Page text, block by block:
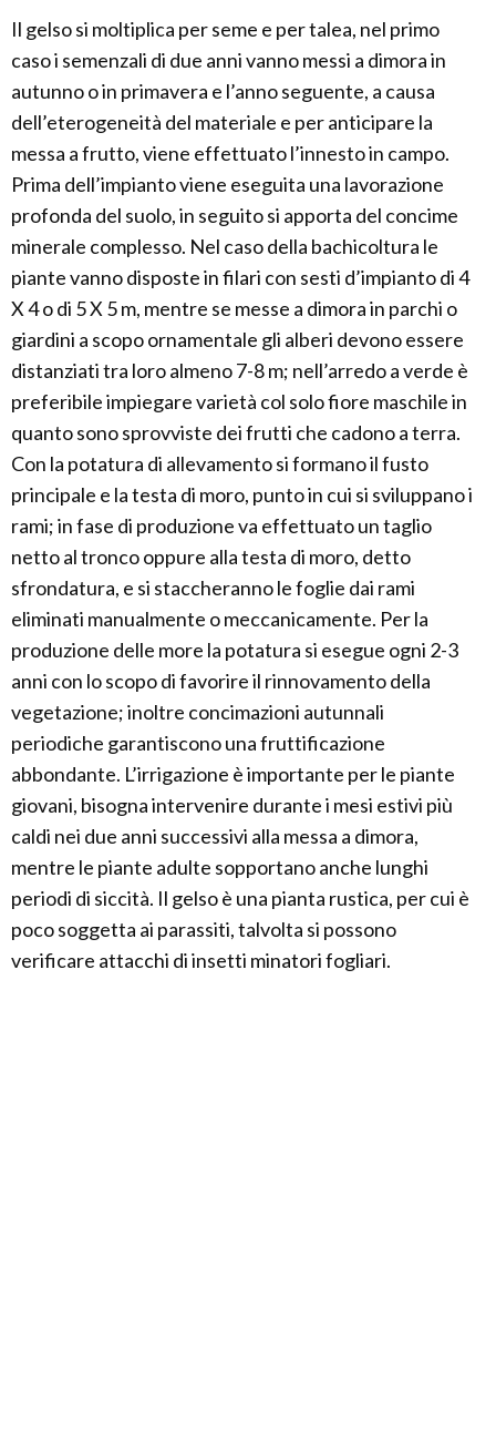
Il gelso si moltiplica per seme e per talea, nel primo
caso i semenzali di due anni vanno messi a dimora in
autunno o in primavera e l’anno seguente, a causa
dell’eterogeneità del materiale e per anticipare la
messa a frutto, viene effettuato l’innesto in campo.
Prima dell’impianto viene eseguita una lavorazione
profonda del suolo, in seguito si apporta del concime
minerale complesso. Nel caso della bachicoltura le
piante vanno disposte in filari con sesti d’impianto di 4
X 4 o di 5 X 5 m, mentre se messe a dimora in parchi o
giardini a scopo ornamentale gli alberi devono essere
distanziati tra loro almeno 7-8 m; nell’arredo a verde è
preferibile impiegare varietà col solo fiore maschile in
quanto sono sprovviste dei frutti che cadono a terra.
Con la potatura di allevamento si formano il fusto
principale e la testa di moro, punto in cui si sviluppano i
rami; in fase di produzione va effettuato un taglio
netto al tronco oppure alla testa di moro, detto
sfrondatura, e si staccheranno le foglie dai rami
eliminati manualmente o meccanicamente. Per la
produzione delle more la potatura si esegue ogni 2-3
anni con lo scopo di favorire il rinnovamento della
vegetazione; inoltre concimazioni autunnali
periodiche garantiscono una fruttificazione
abbondante. L’irrigazione è importante per le piante
giovani, bisogna intervenire durante i mesi estivi più
caldi nei due anni successivi alla messa a dimora,
mentre le piante adulte sopportano anche lunghi
periodi di siccità. Il gelso è una pianta rustica, per cui è
poco soggetta ai parassiti, talvolta si possono
verificare attacchi di insetti minatori fogliari.